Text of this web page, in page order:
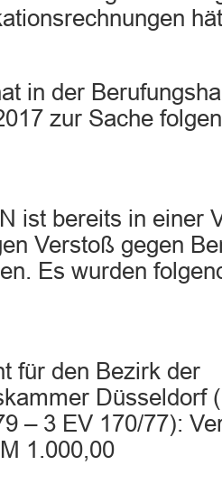
in der
zur Sache
ist bereits in einer
Verstoß gegen
Es wurden
für den Bezirk der
Düsseldorf
– 3 EV 170/77):
1.000,00